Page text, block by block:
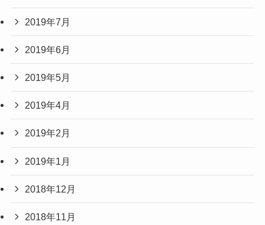
2019年7月
2019年6月
2019年5月
2019年4月
2019年2月
2019年1月
2018年12月
2018年11月